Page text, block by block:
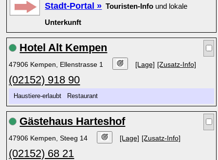
Stadt-Portal » Touristen-Info und lokale
Unterkunft
Hotel Alt Kempen
47906 Kempen, Ellenstrasse 1 [Lage] [Zusatz-Info]
(02152) 918 90
Haustiere-erlaubt Restaurant
Gästehaus Harteshof
47906 Kempen, Steeg 14 [Lage] [Zusatz-Info]
(02152) 68 21